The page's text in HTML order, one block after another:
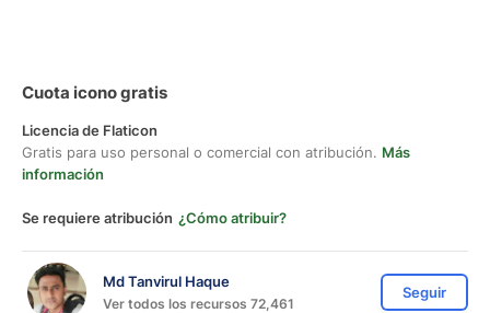
Cuota icono gratis
Licencia de Flaticon
Gratis para uso personal o comercial con atribución. Más
información
Se requiere atribución ¿Cómo atribuir?
Md Tanvirul Haque
Ver todos los recursos 72,461
Seguir